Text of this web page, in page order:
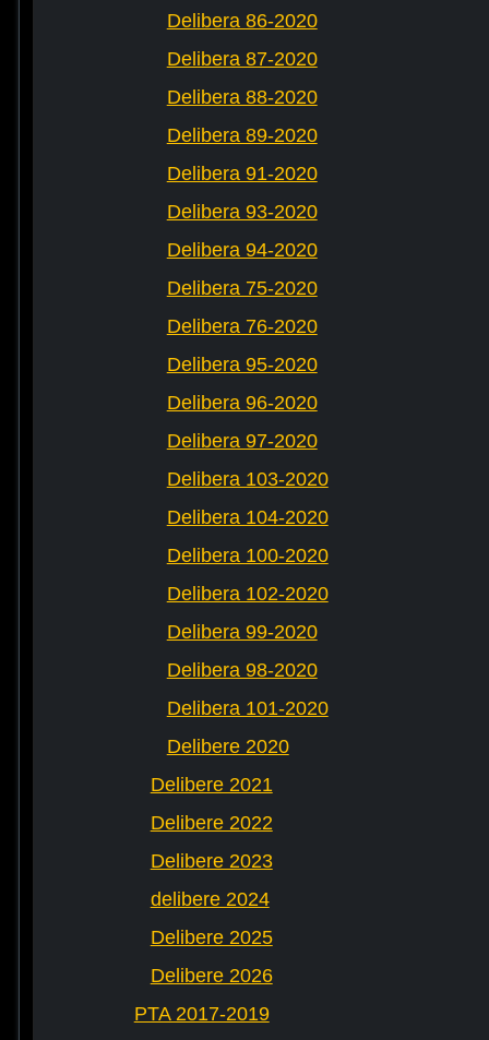
Delibera 86-2020
Delibera 87-2020
Delibera 88-2020
Delibera 89-2020
Delibera 91-2020
Delibera 93-2020
Delibera 94-2020
Delibera 75-2020
Delibera 76-2020
Delibera 95-2020
Delibera 96-2020
Delibera 97-2020
Delibera 103-2020
Delibera 104-2020
Delibera 100-2020
Delibera 102-2020
Delibera 99-2020
Delibera 98-2020
Delibera 101-2020
Delibere 2020
Delibere 2021
Delibere 2022
Delibere 2023
delibere 2024
Delibere 2025
Delibere 2026
PTA 2017-2019